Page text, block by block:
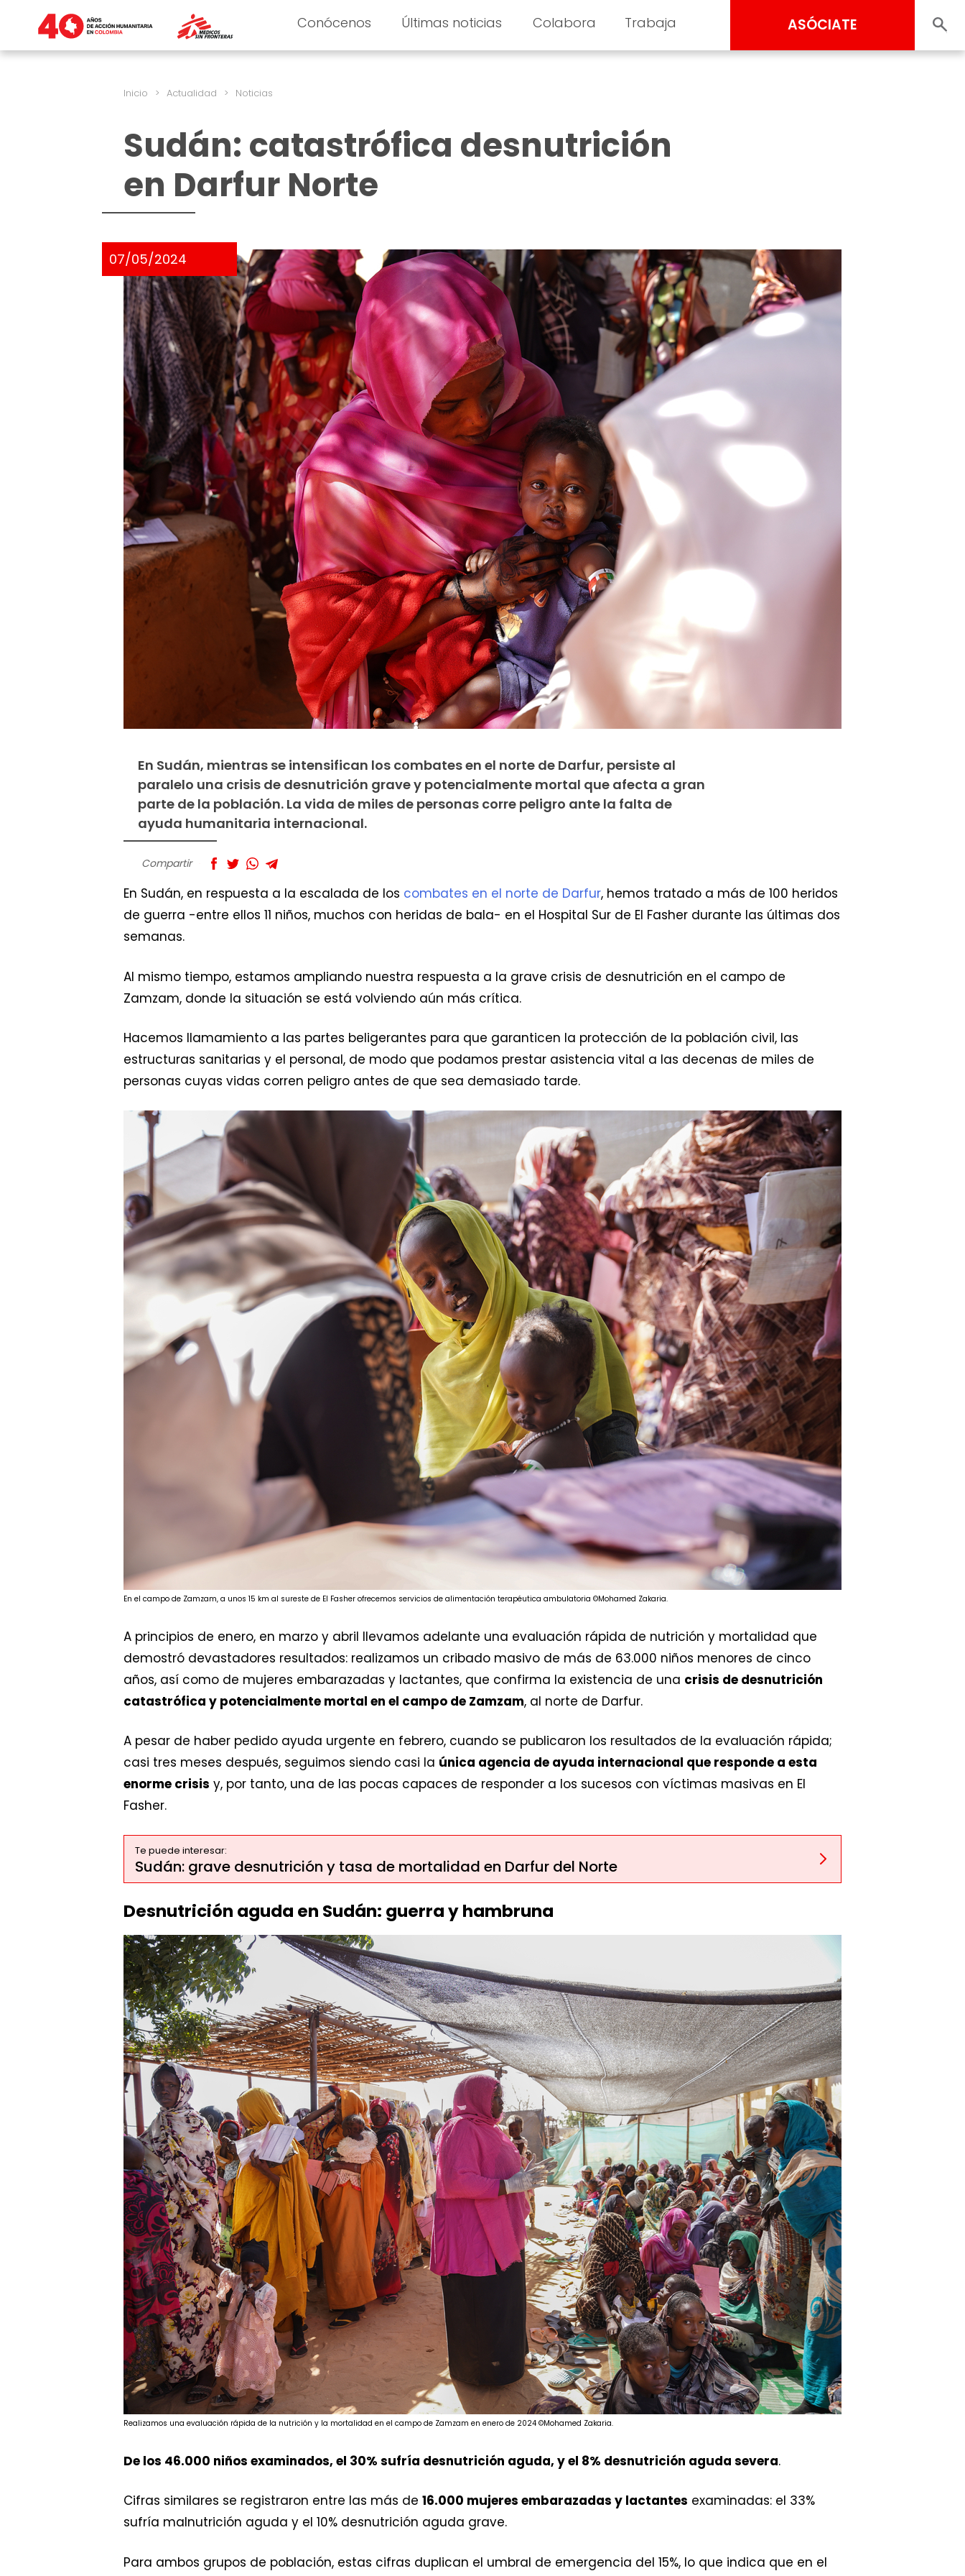
Conócenos Últimas noticias Colabora Trabaja ASÓCIATE
Inicio > Actualidad > Noticias
Sudán: catastrófica desnutrición
en Darfur Norte
07/05/2024
En Sudán, mientras se intensifican los combates en el norte de Darfur, persiste al
paralelo una crisis de desnutrición grave y potencialmente mortal que afecta a gran
parte de la población. La vida de miles de personas corre peligro ante la falta de
ayuda humanitaria internacional.
Compartir
En Sudán, en respuesta a la escalada de los combates en el norte de Darfur, hemos tratado a más de 100 heridos
de guerra -entre ellos 11 niños, muchos con heridas de bala- en el Hospital Sur de El Fasher durante las últimas dos
semanas.
Al mismo tiempo, estamos ampliando nuestra respuesta a la grave crisis de desnutrición en el campo de
Zamzam, donde la situación se está volviendo aún más crítica.
Hacemos llamamiento a las partes beligerantes para que garanticen la protección de la población civil, las
estructuras sanitarias y el personal, de modo que podamos prestar asistencia vital a las decenas de miles de
personas cuyas vidas corren peligro antes de que sea demasiado tarde.
En el campo de Zamzam, a unos 15 km al sureste de El Fasher ofrecemos servicios de alimentación terapéutica ambulatoria ©Mohamed Zakaria.
A principios de enero, en marzo y abril llevamos adelante una evaluación rápida de nutrición y mortalidad que
demostró devastadores resultados: realizamos un cribado masivo de más de 63.000 niños menores de cinco
años, así como de mujeres embarazadas y lactantes, que confirma la existencia de una crisis de desnutrición
catastrófica y potencialmente mortal en el campo de Zamzam, al norte de Darfur.
A pesar de haber pedido ayuda urgente en febrero, cuando se publicaron los resultados de la evaluación rápida;
casi tres meses después, seguimos siendo casi la única agencia de ayuda internacional que responde a esta
enorme crisis y, por tanto, una de las pocas capaces de responder a los sucesos con víctimas masivas en El
Fasher.
Te puede interesar:
Sudán: grave desnutrición y tasa de mortalidad en Darfur del Norte
Desnutrición aguda en Sudán: guerra y hambruna
Realizamos una evaluación rápida de la nutrición y la mortalidad en el campo de Zamzam en enero de 2024 ©Mohamed Zakaria.
De los 46.000 niños examinados, el 30% sufría desnutrición aguda, y el 8% desnutrición aguda severa.
Cifras similares se registraron entre las más de 16.000 mujeres embarazadas y lactantes examinadas: el 33%
sufría malnutrición aguda y el 10% desnutrición aguda grave.
Para ambos grupos de población, estas cifras duplican el umbral de emergencia del 15%, lo que indica que en el